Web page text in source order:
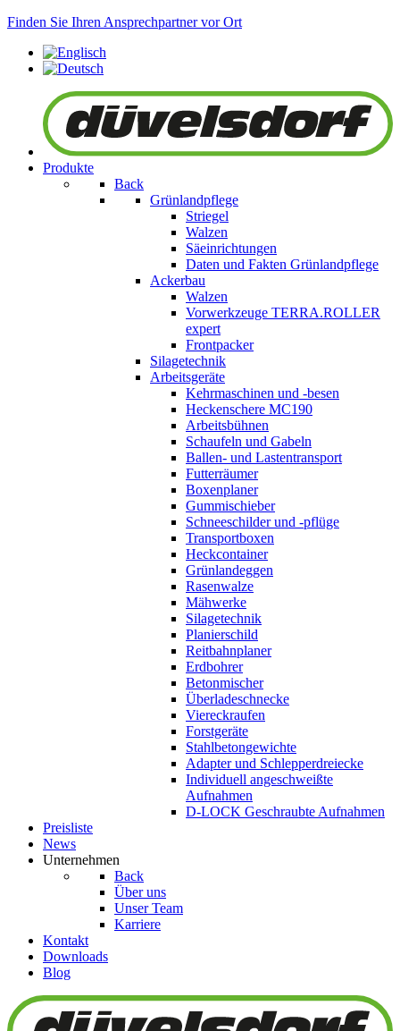
Finden Sie Ihren Ansprechpartner vor Ort
Produkte
Back
Grünlandpflege
Striegel
Walzen
Säeinrichtungen
Daten und Fakten Grünlandpflege
Ackerbau
Walzen
Vorwerkzeuge TERRA.ROLLER
expert
Frontpacker
Silagetechnik
Arbeitsgeräte
Kehrmaschinen und -besen
Heckenschere MC190
Arbeitsbühnen
Schaufeln und Gabeln
Ballen- und Lastentransport
Futterräumer
Boxenplaner
Gummischieber
Schneeschilder und -pflüge
Transportboxen
Heckcontainer
Grünlandeggen
Rasenwalze
Mähwerke
Silagetechnik
Planierschild
Reitbahnplaner
Erdbohrer
Betonmischer
Überladeschnecke
Viereckraufen
Forstgeräte
Stahlbetongewichte
Adapter und Schlepperdreiecke
Individuell angeschweißte
Aufnahmen
D-LOCK Geschraubte Aufnahmen
Preisliste
News
Unternehmen
Back
Über uns
Unser Team
Karriere
Kontakt
Downloads
Blog